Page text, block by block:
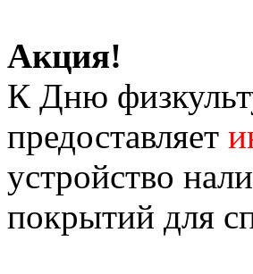
Акция!
К Дню
предоставляет
устройство
покрытий для